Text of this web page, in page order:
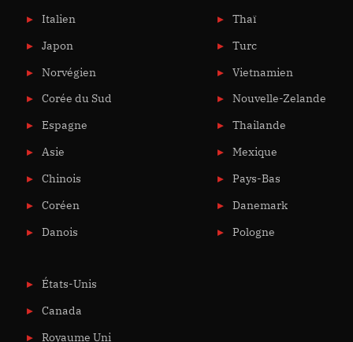
Italien
Japon
Norvégien
Corée du Sud
Espagne
Asie
Chinois
Coréen
Danois
Thaï
Turc
Vietnamien
Nouvelle-Zelande
Thailande
Mexique
Pays-Bas
Danemark
Pologne
États-Unis
Canada
Royaume Uni